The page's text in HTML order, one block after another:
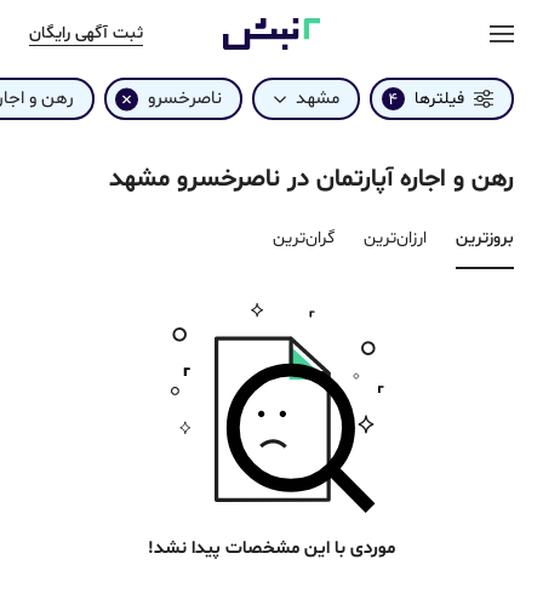
ثبت آگهی رایگان
فیلترها 4 مشهد ناصرخسرو رهن و
رهن و اجاره آپارتمان در ناصرخسرو مشهد
بروزترین‌ ارزان‌ترین گران‌ترین
موردی با این مشخصات پیدا نشد!